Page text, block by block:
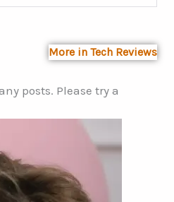
More in Tech Reviews
posts. Please try a